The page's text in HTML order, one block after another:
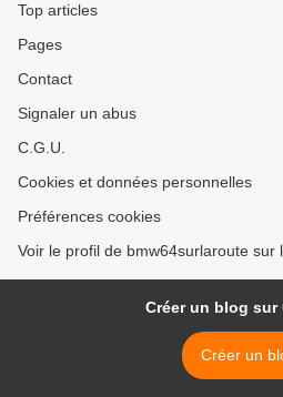
Top articles
Pages
Contact
Signaler un abus
C.G.U.
Cookies et données personnelles
Préférences cookies
Voir le profil de bmw64surlaroute sur
Créer un blog sur
Créer un